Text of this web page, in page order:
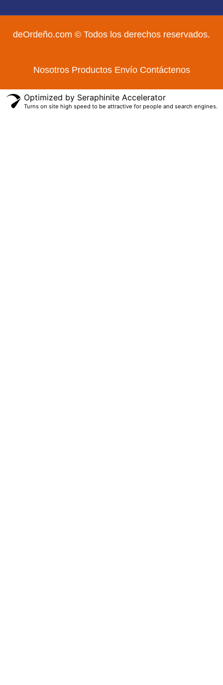
deOrdeño.com © Todos los derechos reservados.
Nosotros Productos Envío Contáctenos
Optimized by Seraphinite Accelerator
Turns on site high speed to be attractive for people and search engines.